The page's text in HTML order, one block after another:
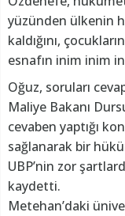
yüzünden ülkenin
kaldığını,
esnafın inim inim
Oğuz, soruları
Maliye Bakanı
cevaben yaptığı
sağlanarak bir
UBP’nin zor
kaydetti.
Metehan’daki